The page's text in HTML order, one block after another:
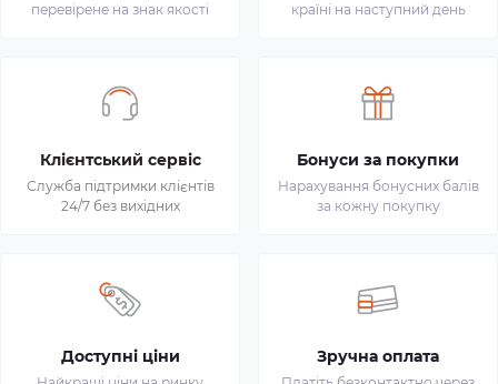
перевірене на знак якості
країні на наступний день
Клієнтський сервіс
Служба підтримки клієнтів
24/7 без вихідних
Бонуси за покупки
Нарахування бонусних балів
за кожну покупку
Доступні ціни Зручна оплата